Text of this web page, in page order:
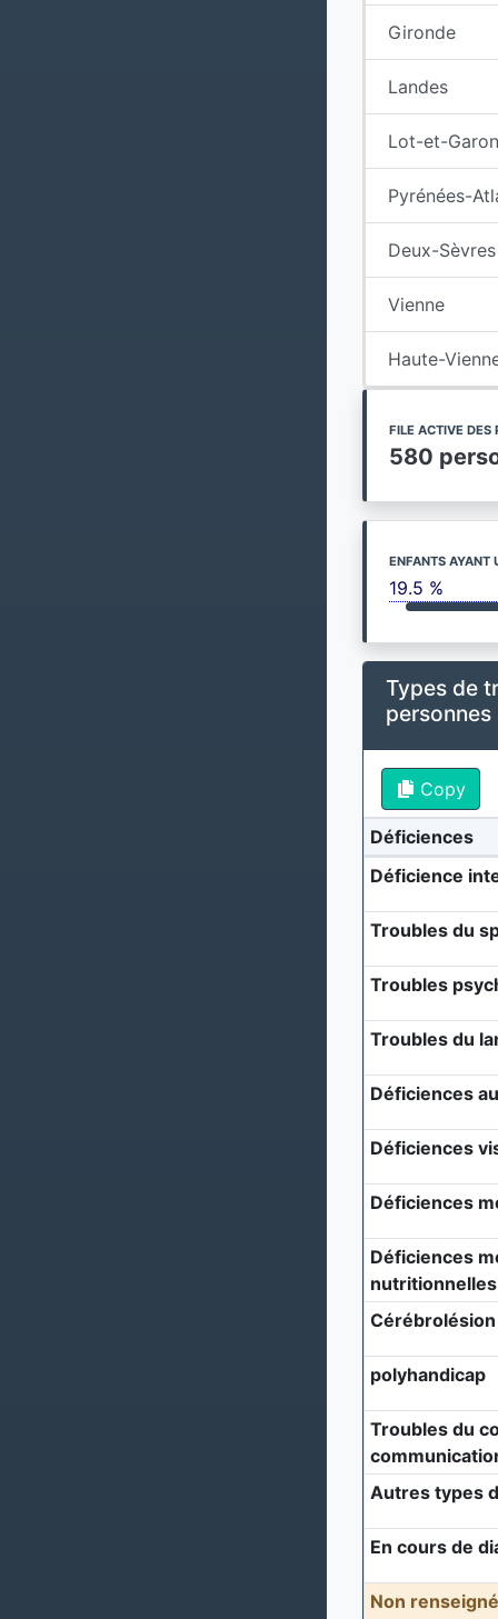
Gironde
Landes
Lot-et-
Pyrénées-
Deux-Sèvres
Vienne
Haute-
FILE ACTIVE DES
580
ENFANTS AYANT
19.5 %
Types de
Copy
Déficiences
Déficience
Troubles du
Troubles
Troubles du
Déficiences
Déficiences
Déficiences
Déficiences
nutritionnelles
Cérébrolésion
polyhandicap
Troubles du
Autres types
En cours de
Non